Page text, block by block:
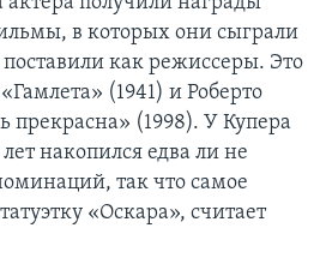
в которых они сыграли
как режиссеры. Это
(1941) и Роберто
(1998). У Купера
накопился едва ли не
так что самое
«Оскара», считает